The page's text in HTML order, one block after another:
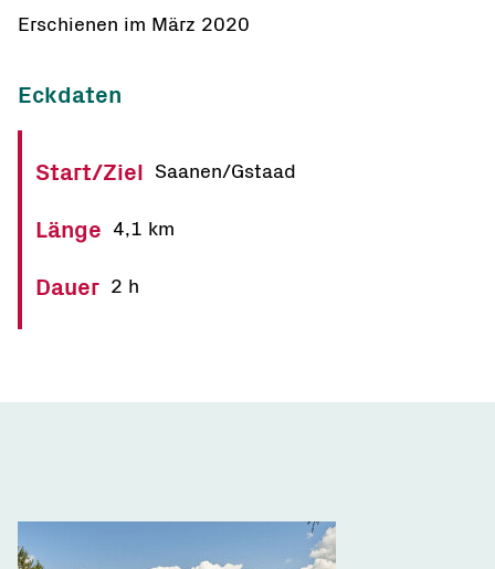
Erschienen im März 2020
Eckdaten
Start/Ziel Saanen/Gstaad
Länge 4,1 km
Dauer 2 h